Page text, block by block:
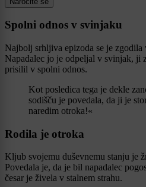
Spolni odnos v svinjaku
Najbolj srhljiva epizoda se je zgodila
Napadalec jo je odpeljal v svinjak, ji
prisilil v spolni odnos.
Kot posledica tega je dekle
sodišču je povedala, da ji je
naredim otroka!«
Rodila je otroka
Kljub svojemu duševnemu stanju je
Povedala je, da je bil napadalec
česar je živela v stalnem strahu.